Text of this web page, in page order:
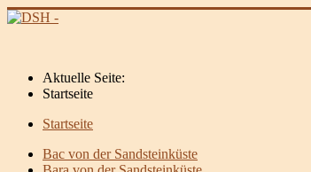
Aktuelle Seite:
Startseite
Startseite
Bac von der Sandsteinküste